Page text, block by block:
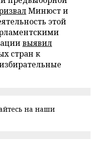
Минюст и
этой
выявил
стран к
на наши